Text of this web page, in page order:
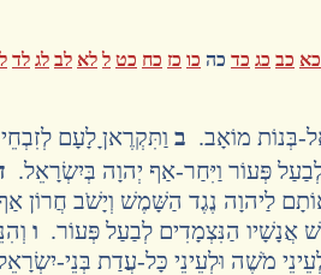
כא כב כג כד כה כו כז כח כט ל לא לב לג לד
בְּנוֹת מוֹאָב. ב וַתִּקְרֶאןָ לָעָם
פְּעוֹר וַיִּחַר-אַף יְהוָה בְּיִשְׂרָאֵל.
לַיהוָה נֶגֶד הַשָּׁמֶשׁ וְיָשֹׁב חֲרוֹן
הַנִּצְמָדִים לְבַעַל פְּעוֹר. ו
מֹשֶׁה וּלְעֵינֵי כָּל-עֲדַת בְּנֵי-